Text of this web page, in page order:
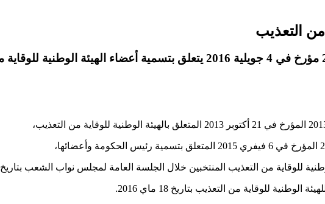
من التعذيب
للوقاية من التعذيب المنتخبين خلال الجلسة العامة لمجلس نواب الشعب بتاريخ 29 و30 مارس 2016،
للوقاية من التعذيب بتاريخ 18 ماي 2016.